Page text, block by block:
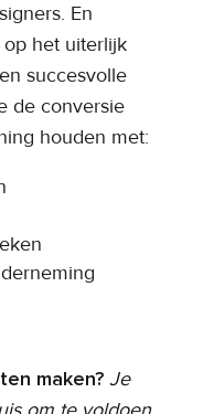
En
het uiterlijk
succesvolle
de conversie
houden met:
maken? Je